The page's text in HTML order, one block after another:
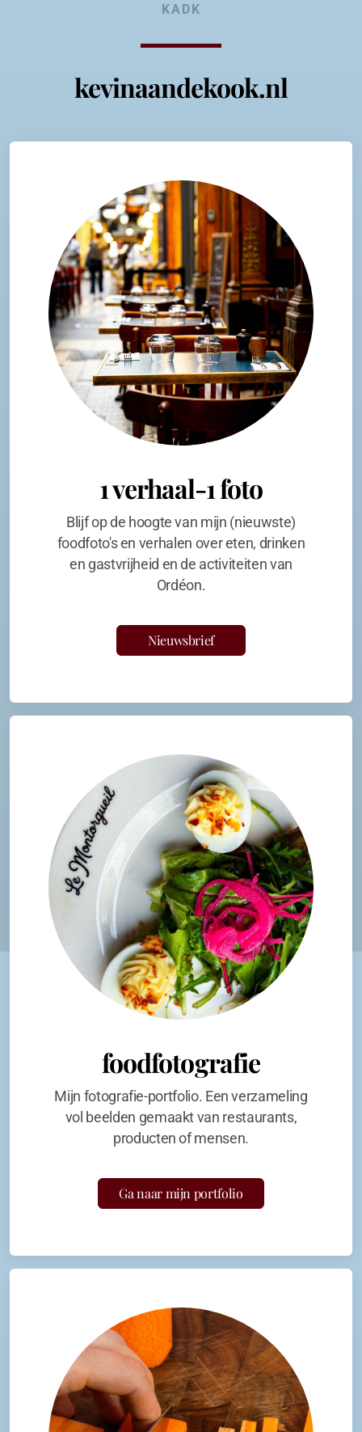
KADK
kevinaandekook.nl
1 verhaal-1 foto
Blijf op de hoogte van mijn (nieuwste)
foodfoto's en verhalen over eten, drinken
en gastvrijheid en de activiteiten van
Ordéon.
Nieuwsbrief
foodfotografie
Mijn fotografie-portfolio. Een verzameling
vol beelden gemaakt van restaurants,
producten of mensen.
Ga naar mijn portfolio